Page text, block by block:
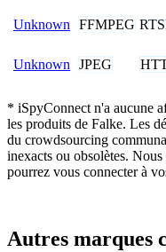
Unknown FFMPEG
Unknown JPEG
* iSpyConnect n'a aucune
les produits de Falke. Les
du crowdsourcing
inexacts ou obsolètes.
pourrez vous connecter à
Autres marques